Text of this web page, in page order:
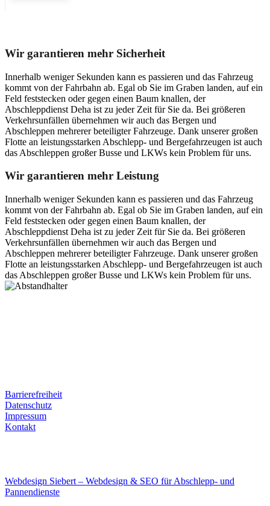
Wir garantieren mehr Sicherheit
Innerhalb weniger Sekunden kann es passieren und das Fahrzeug
kommt von der Fahrbahn ab. Egal ob Sie im Graben landen, auf ein
Feld feststecken oder gegen einen Baum knallen, der
Abschleppdienst Deha ist zu jeder Zeit für Sie da. Bei größeren
Verkehrsunfällen übernehmen wir auch das Bergen und
Abschleppen mehrerer beteiligter Fahrzeuge. Dank unserer großen
Flotte an leistungsstarken Abschlepp- und Bergefahrzeugen ist auch
das Abschleppen großer Busse und LKWs kein Problem für uns.
Wir garantieren mehr Leistung
Innerhalb weniger Sekunden kann es passieren und das Fahrzeug
kommt von der Fahrbahn ab. Egal ob Sie im Graben landen, auf ein
Feld feststecken oder gegen einen Baum knallen, der
Abschleppdienst Deha ist zu jeder Zeit für Sie da. Bei größeren
Verkehrsunfällen übernehmen wir auch das Bergen und
Abschleppen mehrerer beteiligter Fahrzeuge. Dank unserer großen
Flotte an leistungsstarken Abschlepp- und Bergefahrzeugen ist auch
das Abschleppen großer Busse und LKWs kein Problem für uns.
Barrierefreiheit
Datenschutz
Impressum
Kontakt
Webdesign Siebert – Webdesign & SEO für Abschlepp- und
Pannendienste